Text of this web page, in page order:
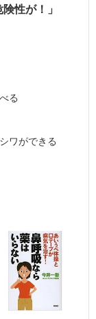
性が！」
る
ワができる